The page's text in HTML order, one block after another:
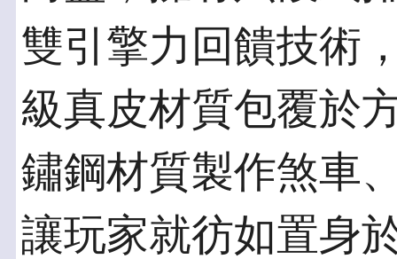
雙引擎力回饋技術
級真皮材質包覆於
鏽鋼材質製作煞車
讓玩家就彷如置身